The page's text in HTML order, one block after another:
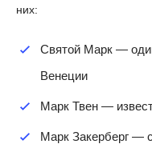
них:
Святой Марк —
Венеции
Марк Твен —
Марк Закерберг —